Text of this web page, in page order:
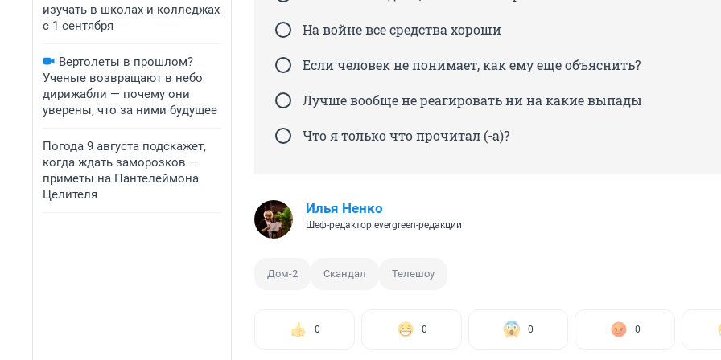
изучать в школах и колледжах
с 1 сентября
Вертолеты в прошлом?
Ученые возвращают в небо
дирижабли — почему они
уверены, что за ними будущее
Погода 9 августа подскажет,
когда ждать заморозков —
приметы на Пантелеймона
Целителя
На войне все средства хороши
Если человек не понимает, как ему еще объяснить?
Лучше вообще не реагировать ни на какие выпады
Что я только что прочитал (-а)?
Илья Ненко
Шеф-редактор evergreen-редакции
Дом-2 Скандал Телешоу
0 0 0 0